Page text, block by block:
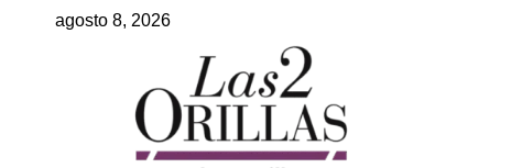
agosto 8, 2026